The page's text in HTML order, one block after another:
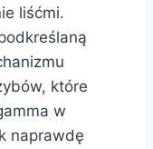
liśćmi.
które
w
naprawdę